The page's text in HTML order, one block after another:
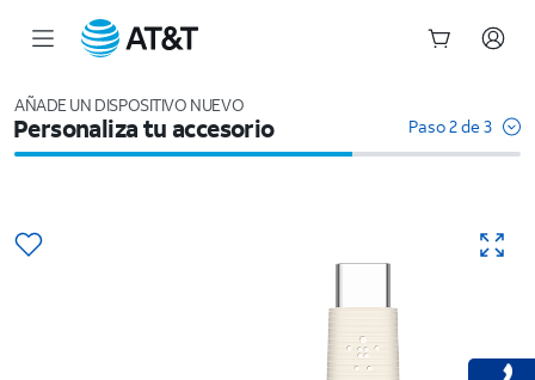
AÑADE UN DISPOSITIVO NUEVO
Personaliza tu accesorio Paso 2 de 3